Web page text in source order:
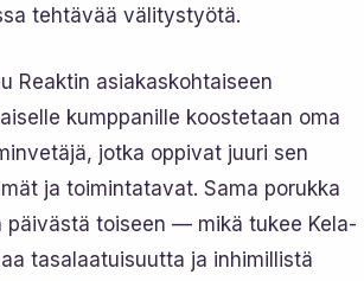
tehtävää välitystyötä.
Reaktin asiakaskohtaiseen
kumppanille koostetaan oma
jotka oppivat juuri sen
ja toimintatavat. Sama porukka
päivästä toiseen — mikä tukee Kela-
tasalaatuisuutta ja inhimillistä